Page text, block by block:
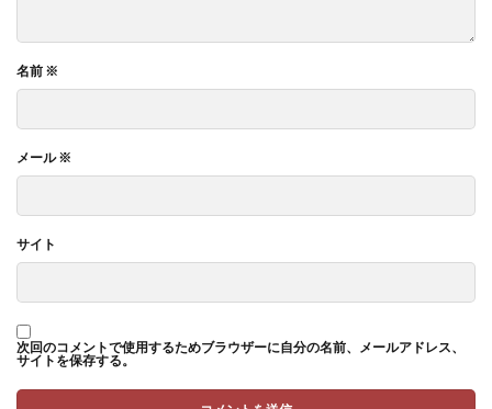
名前 ※
メール※
サイト
次回のコメントで使用するためブラウザーに自分の名前、メールアドレス、
サイトを保存する。